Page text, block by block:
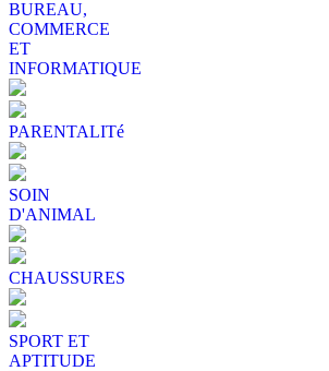
BUREAU,
COMMERCE
ET
INFORMATIQUE
PARENTALITé
SOIN
D'ANIMAL
CHAUSSURES
SPORT ET
APTITUDE